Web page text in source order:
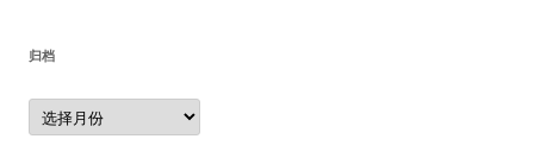
归档
归
档